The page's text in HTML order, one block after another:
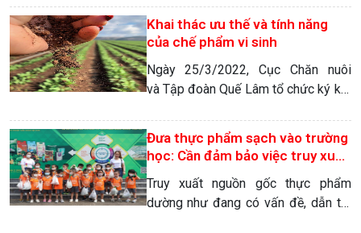
chức tọa đàm về nông nghiệp hữu
cơ, kinh tế nông nghiệp tuần hoàn
Khai thác ưu thế và tính năng
của chế phẩm vi sinh
Ngày 25/3/2022, Cục Chăn nuôi
và Tập đoàn Quế Lâm tổ chức ký kết
triển các mô hình chăn nuôi an toàn
sinh học, bảo vệ môi trường, phát
triển bền vững. Đây được xem là sự
kiện mở ra bước đột phá mới trong
phát triển chăn nuôi, đặc […]
Đưa thực phẩm sạch vào trường
học: Cần đảm bảo việc truy xuất
nguồn gốc
Truy xuất nguồn gốc thực phẩm
dường như đang có vấn đề, dẫn tới